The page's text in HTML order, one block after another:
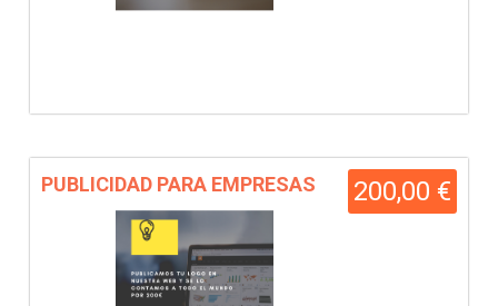
200,00 €
PUBLICIDAD PARA EMPRESAS